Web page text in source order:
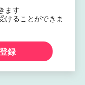
ます
けることができま
録